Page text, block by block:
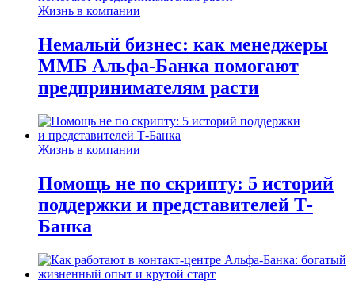
Жизнь в компании
Немалый бизнес: как менеджеры
ММБ Альфа-Банка помогают
предпринимателям расти
Жизнь в компании
Помощь не по скрипту: 5 историй
поддержки и представителей Т-
Банка